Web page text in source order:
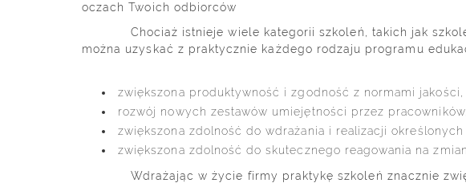
oczach Twoich odbiorców
Chociaż istnieje wiele kategorii szkoleń, takich jak
można uzyskać z praktycznie każdego rodzaju programu
zwiększona produktywność i zgodność z normami jakości,
rozwój nowych zestawów umiejętności przez
zwiększona zdolność do wdrażania i realizacji
zwiększona zdolność do skutecznego reagowania na
Wdrażając w życie firmy praktykę szkoleń znacznie